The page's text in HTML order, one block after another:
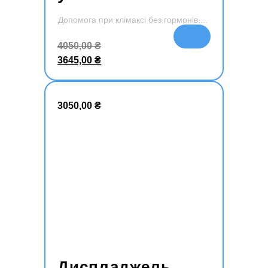
Допомога при клімаксі без гормонів.
4050,00₴
3645,00 ₴
Додати
в кошик
3050,00 ₴